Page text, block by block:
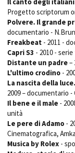
Cookie policy
Whistleblowing
Credits
Il canto degli italiani
Progetto scriptorum
Polvere. Il grande
documentario -
Freakbeat - 2011 -
Capri S3 - 2010 -
Distante un padre–
L'ultimo crodino -
La nascita della
2009 – documentario -
Il bene e il male -
unità
Le pere di Adamo -
Cinematografica,
Musica by Rolex -